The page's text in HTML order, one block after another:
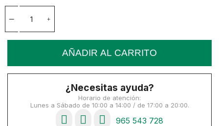
AÑADIR AL CARRITO
¿Necesitas ayuda?
Horario de atención:
Lunes a Sábado de 10:00 a 14:00 / de 17:00 a 20:00.
965 543 728